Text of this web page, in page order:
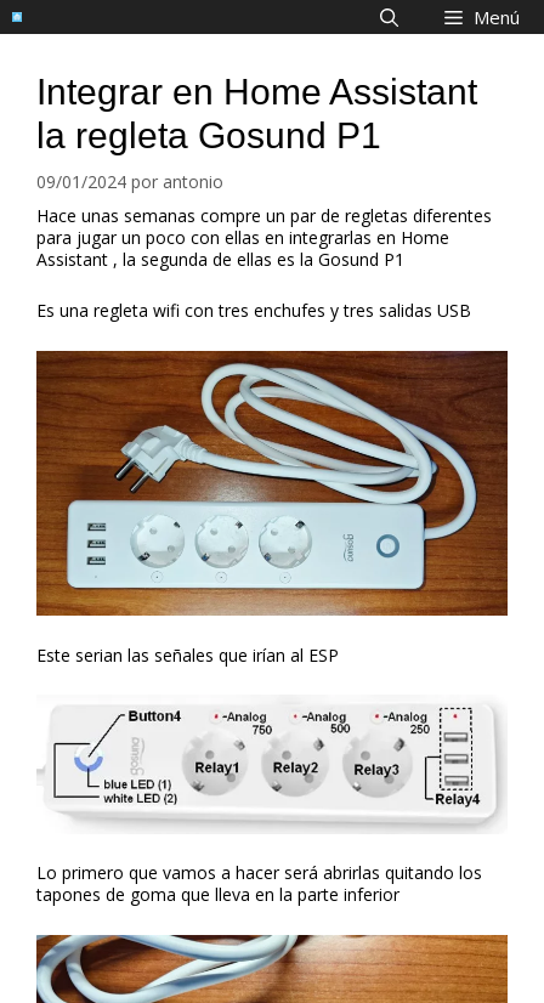
Saltar
al
Menú
Integrar en Home Assistant
la regleta Gosund P1
09/01/2024 por antonio
Hace unas semanas compre un par de regletas diferentes
para jugar un poco con ellas en integrarlas en Home
Assistant , la segunda de ellas es la Gosund P1
Es una regleta wifi con tres enchufes y tres salidas USB
Este serian las señales que irían al ESP
Lo primero que vamos a hacer será abrirlas quitando los
tapones de goma que lleva en la parte inferior